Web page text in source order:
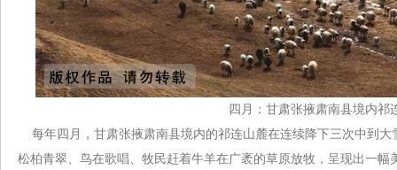
四月 ： 甘肃张掖肃南县境内祁
每年四月，甘肃张掖肃南县境内的祁连山麓在连续降下三次中到
松柏青翠、鸟在歌唱、牧民赶着牛羊在广袤的草原放牧，呈现出一